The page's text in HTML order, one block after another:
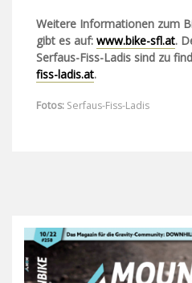
Weitere Informationen zum
gibt es auf: www.bike-sfl.at.
Serfaus-Fiss-Ladis sind zu
fiss-ladis.at.
Fotos: Serfaus-Fiss-Ladis